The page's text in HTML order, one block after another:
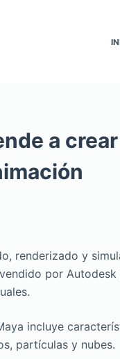
a
renderizado y
por
incluye
partículas y nubes.